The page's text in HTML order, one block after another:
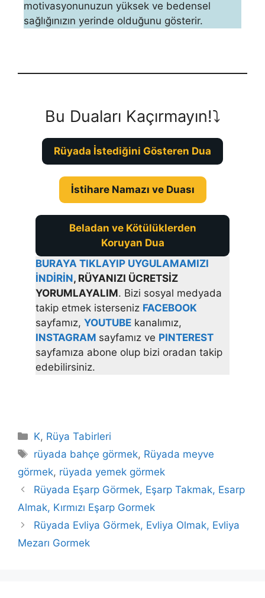
motivasyonunuzun yük­sek ve bedensel
sağlığınızın yerinde olduğunu gösterir.
Bu Duaları Kaçırmayın!⤵️
Rüyada İstediğini Gösteren Dua
İstihare Namazı ve Duası
Beladan ve Kötülüklerden
Koruyan Dua
BURAYA TIKLAYIP UYGULAMAMIZI
İNDİRİN, RÜYANIZI ÜCRETSİZ
YORUMLAYALIM. Bizi sosyal medyada
takip etmek isterseniz FACEBOOK
sayfamız, YOUTUBE kanalımız,
INSTAGRAM sayfamız ve PINTEREST
sayfamıza abone olup bizi oradan takip
edebilirsiniz.
Kategoriler
K, Rüya Tabirleri
Etiketler
rüyada bahçe görmek, Rüyada meyve
görmek, rüyada yemek görmek
Rüyada Eşarp Görmek, Eşarp Takmak, Esarp
Almak, Kırmızı Eşarp Gormek
Rüyada Evliya Görmek, Evliya Olmak, Evliya
Mezarı Gormek